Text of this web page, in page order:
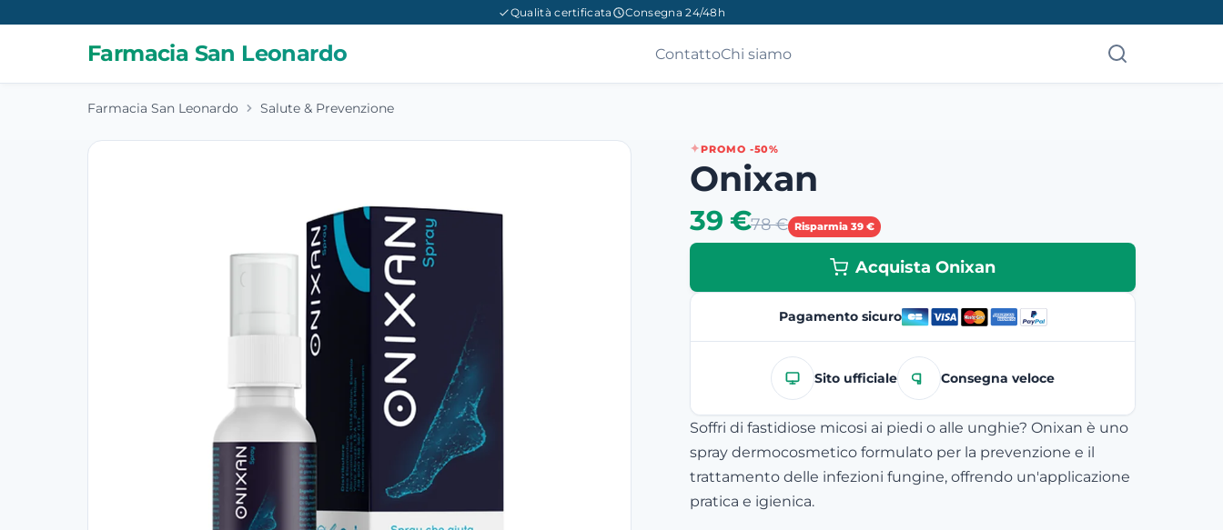
Qualità certificata Consegna 24/48h
Farmacia San Leonardo ContattoChi siamo
Farmacia San Leonardo Salute & Prevenzione
PROMO -50%
Onixan
39 €78 € Risparmia 39 €
Acquista Onixan
Pagamento sicuro
Sito ufficiale Consegna veloce
Soffri di fastidiose micosi ai piedi o alle unghie? Onixan è uno
spray dermocosmetico formulato per la prevenzione e il
trattamento delle infezioni fungine, offrendo un'applicazione
pratica e igienica.